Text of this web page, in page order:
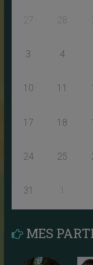
27 28
3 4
10 11
17 18
24 25
31
MES